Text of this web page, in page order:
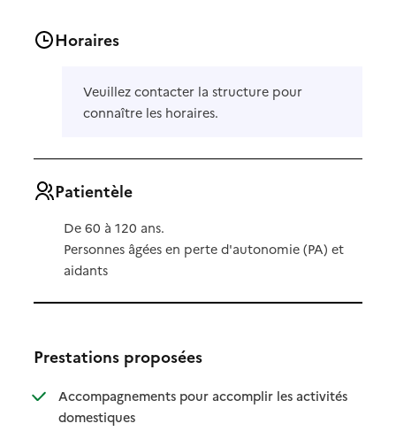
Horaires
Veuillez contacter la structure pour
connaître les horaires.
Patientèle
De 60 à 120 ans.
Personnes âgées en perte d'autonomie (PA) et
aidants
Prestations proposées
Accompagnements pour accomplir les activités
domestiques: disponible
: non disponible